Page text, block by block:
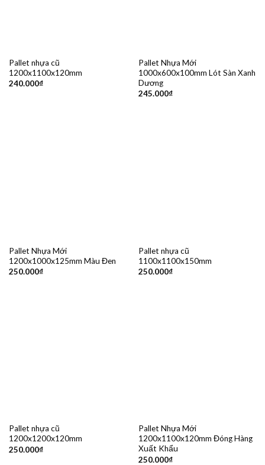
Pallet nhựa cũ
1200x1100x120mm
240.000₫
Pallet Nhựa Mới
1000x600x100mm Lót Sàn Xanh
Dương
245.000₫
Pallet Nhựa Mới
1200x1000x125mm Màu Đen
250.000₫
Pallet nhựa cũ
1100x1100x150mm
250.000₫
Pallet nhựa cũ
1200x1200x120mm
250.000₫
Pallet Nhựa Mới
1200x1100x120mm Đóng Hàng
Xuất Khẩu
250.000₫